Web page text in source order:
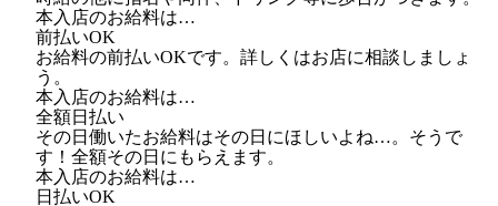
本入店のお給料は…
前払いOK
お給料の前払いOKです。詳しくはお店に相談しましょ
う。
本入店のお給料は…
全額日払い
その日働いたお給料はその日にほしいよね…。そうで
す！全額その日にもらえます。
本入店のお給料は…
日払いOK